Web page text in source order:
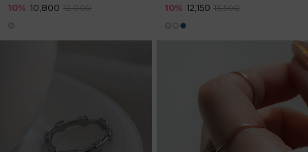
10% 10,800 12,000 10% 12,150 13,500